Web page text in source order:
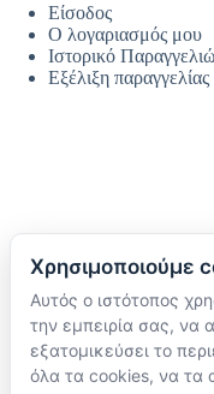
Είσοδος
Ο λογαριασμός μου
Ιστορικό
Εξέλιξη παραγγελίας
Ακολουθήστε μας
TikTok
Instagram
Χρησιμοποιούμε
Αυτός ο ιστότοπος
την εμπειρία σας, να
εξατομικεύσει το
όλα τα cookies, να τα